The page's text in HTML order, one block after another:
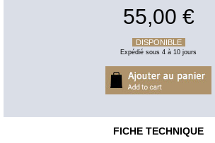
55,00 €
DISPONIBLE
Expédié sous 4 à 10 jours
FICHE TECHNIQUE